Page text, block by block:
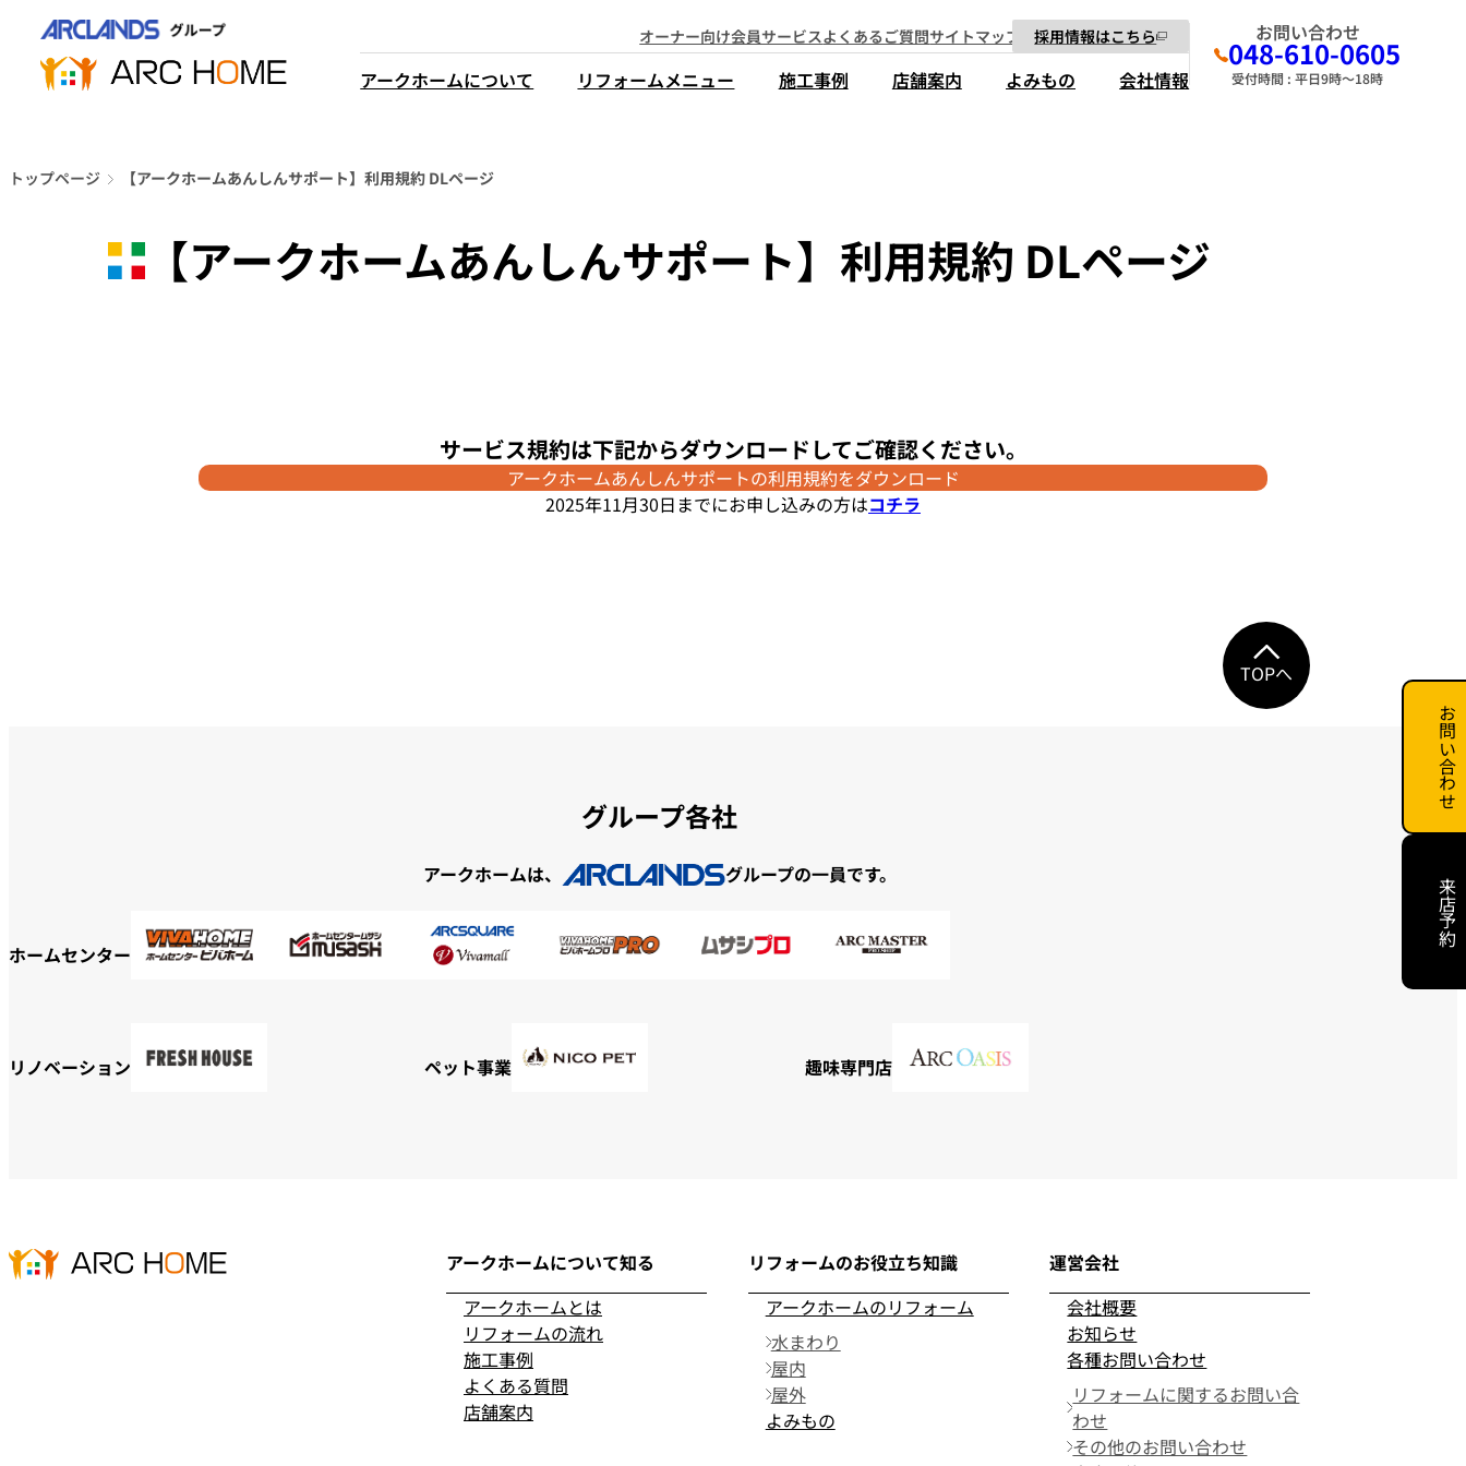
プ
オーナー向け会員サービスよくあるご質問サイトマップ 採用情報はこちら
アークホームについて リフォームメニュー 施工事例 店舗案内 よみもの 会社情報
お問い合わせ
048-610-0605
受付時間 : 平日9時～18時
営業時間は
平日9時から18時までと
なっております
トップページ 【アークホームあんしんサポート】利用規約 DLページ
【アークホームあんしんサポート】利用規約 DLページ
サービス規約は下記からダウンロードしてご確認ください。
アークホームあんしんサポートの利用規約をダウンロード
2025年11月30日までにお申し込みの方はコチラ
TOPへ
グループ各社
アークホームは、 グループの一員です。
ホームセンター
リノベーション ペット事業 趣味専門店
アークホームについて知る
アークホームとは
リフォームの流れ
施工事例
よくある質問
店舗案内
リフォームのお役立ち知識
アークホームのリフォーム
水まわり
屋内
屋外
よみもの
運営会社
会社概要
お知らせ
各種お問い合わせ
リフォームに関するお問い合
わせ
その他のお問い合わせ
お問い合わせ
来店予約